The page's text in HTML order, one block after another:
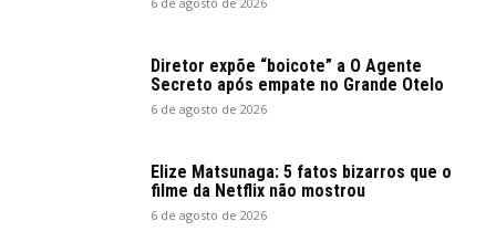
Diretor expõe “boicote” a O Agente
Secreto após empate no Grande Otelo
6 de agosto de 2026
Elize Matsunaga: 5 fatos bizarros que o
filme da Netflix não mostrou
6 de agosto de 2026